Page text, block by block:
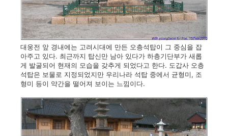
대웅전 앞 경내에는 고려시대에 만든 오층석탑이 그 중심을 잡
아주고 있다. 최근까지 탑신만 남아 있다가 하층기단부가 새롭
게 발굴되어 현재의 모습을 갖추게 되었다고 한다. 도갑사 오층
석탑은 보물로 지정되었지만 우리나라 석탑 중에서 균형미, 조
형미 등이 약간을 떨어져 보이는 느낌이다.